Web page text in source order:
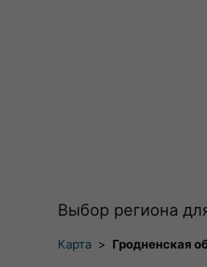
Выбор региона
Карта > Гродненская